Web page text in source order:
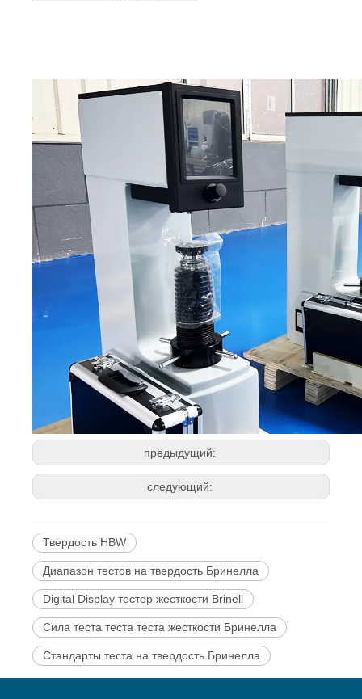
Ручная книга 1 1
предыдущий:
следующий:
Твердость HBW
Диапазон тестов на твердость Бринелла
Digital Display тестер жесткости Brinell
Сила теста теста теста жесткости Бринелла
Стандарты теста на твердость Бринелла